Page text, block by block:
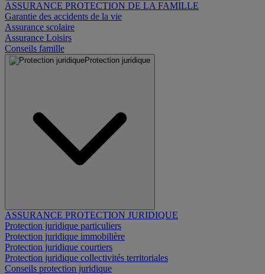
ASSURANCE PROTECTION DE LA FAMILLE
Garantie des accidents de la vie
Assurance scolaire
Assurance Loisirs
Conseils famille
Protection juridique
ASSURANCE PROTECTION JURIDIQUE
Protection juridique particuliers
Protection juridique immobilière
Protection juridique courtiers
Protection juridique collectivités territoriales
Conseils protection juridique